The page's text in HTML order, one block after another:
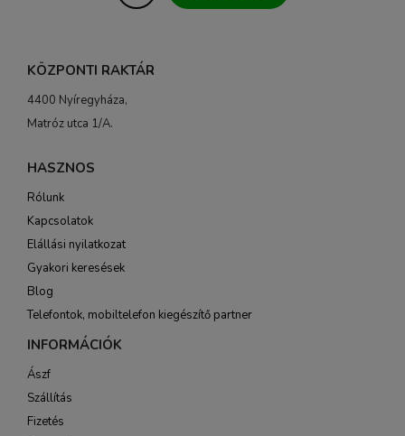
KÖZPONTI RAKTÁR
4400 Nyíregyháza,
Matróz utca 1/A.
HASZNOS
Rólunk
Kapcsolatok
Elállási nyilatkozat
Gyakori keresések
Blog
Telefontok, mobiltelefon kiegészítő partner
INFORMÁCIÓK
Ászf
Szállítás
Fizetés